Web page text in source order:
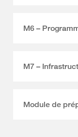
M6 –
M7 –
Module de